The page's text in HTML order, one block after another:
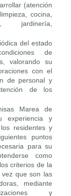
(atención
cocina,
jardinería,
del estado
de
valorando su
con el
de personal y
de los
Marea de
experiencia y
residentes y
puntos
para su
como
criterios de la
que son las
mediante
y